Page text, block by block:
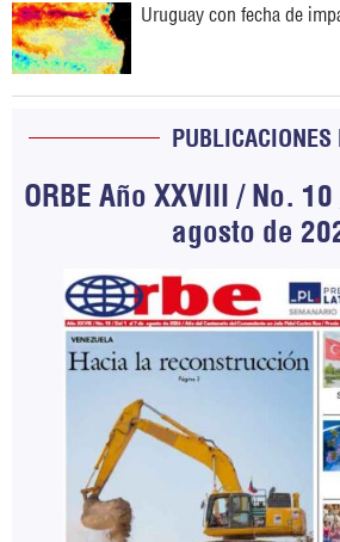
Uruguay con fecha de
PUBLICACIONES
ORBE Año XXVIII / No.
agosto de